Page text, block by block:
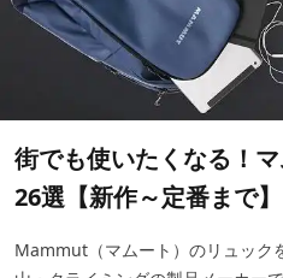
街でも使いたくなる！
26選【新作～定番まで】
Mammut（マムート）のリュック